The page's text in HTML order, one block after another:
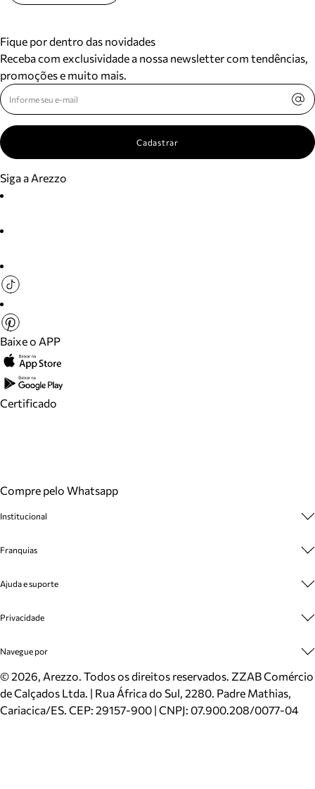
Fique por dentro das novidades
Receba com exclusividade a nossa newsletter com tendências,
promoções e muito mais.
Cadastrar
Siga a Arezzo
Baixe o APP
Certificado
Compre pelo Whatsapp
Institucional
Cashback
Venda Corporativa
Mapa do Site
Inverno
Mundo Arezzo
Franquias
Plano de Negócio
Ajuda e suporte
Cadastro
Meus Pedidos
Trocas e Devoluções
Cartão Presente
Localizador de lojas
Privacidade
Politica e Privacidade
Navegue por
Sapatos
Bolsas
Scarpins
©2026, Arezzo. Todos os direitos reservados. ZZAB Comércio
de Calçados Ltda. | Rua África do Sul, 2280. Padre Mathias,
Cariacica/ES. CEP: 29157-900 | CNPJ: 07.900.208/0077-04